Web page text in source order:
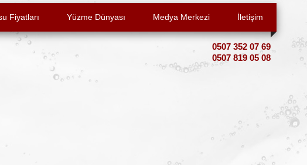
Fiyatları Yüzme Dünyası Medya Merkezi İletişim
0507 352 07 69
0507 819 05 08